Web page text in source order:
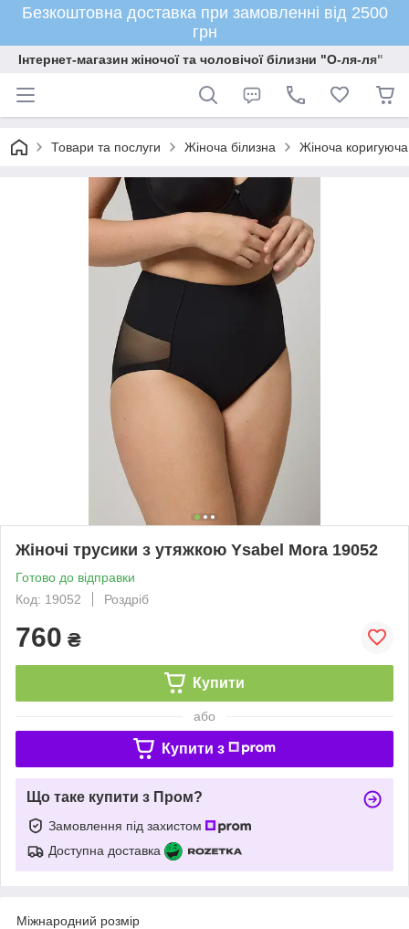
Безкоштовна доставка при замовленні від 2500
грн
Інтернет-магазин жіночої та чоловічої білизни "О-ля-ля"
Товари та послуги Жіноча білизна Жіноча коригуюча
Жіночі трусики з утяжкою Ysabel Mora 19052
Готово до відправки
Код: 19052
Роздріб
760 ₴
Купити
або
Купити з
Що таке купити з Пром?
Замовлення під захистом
Доступна доставка
Міжнародний розмір